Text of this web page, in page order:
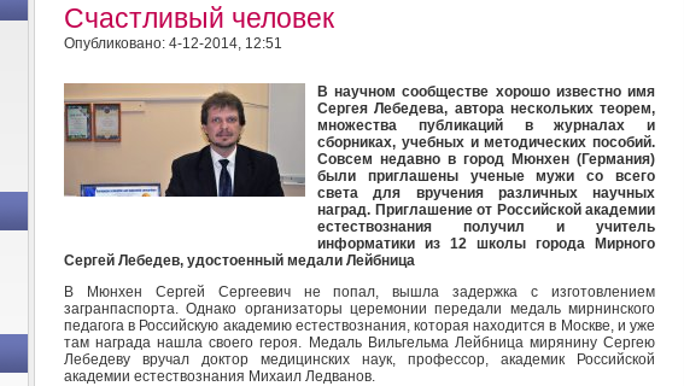
Счастливый человек
Опубликовано: 4-12-2014, 12:51
В научном сообществе хорошо известно имя
Сергея Лебедева, автора нескольких теорем,
множества публикаций в журналах и
сборниках, учебных и методических пособий.
Совсем недавно в город Мюнхен (Германия)
были приглашены ученые мужи со всего
света для вручения различных научных
наград. Приглашение от Российской академии
естествознания получил и учитель
информатики из 12 школы города Мирного
Сергей Лебедев, удостоенный медали Лейбница
В Мюнхен Сергей Сергеевич не попал, вышла задержка с изготовлением
загранпаспорта. Однако организаторы церемонии передали медаль мирнинского
педагога в Российскую академию естествознания, которая находится в Москве, и уже
там награда нашла своего героя. Медаль Вильгельма Лейбница мирянину Сергею
Лебедеву вручал доктор медицинских наук, профессор, академик Российской
академии естествознания Михаил Ледванов.